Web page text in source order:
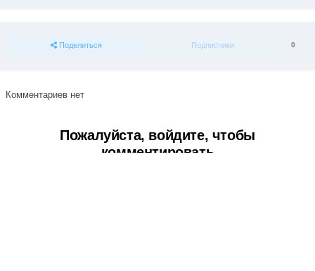
Поделиться Подписчики 0
Комментариев нет
Пожалуйста, войдите, чтобы
комментировать